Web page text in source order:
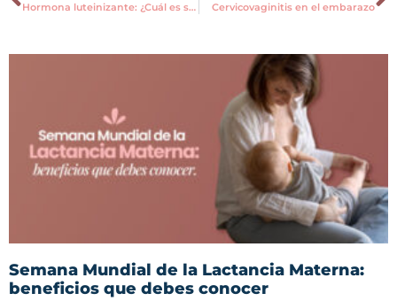
Hormona luteinizante: ¿Cuál es su función? Cervicovaginitis en el embarazo
Semana Mundial de la Lactancia Materna:
beneficios que debes conocer